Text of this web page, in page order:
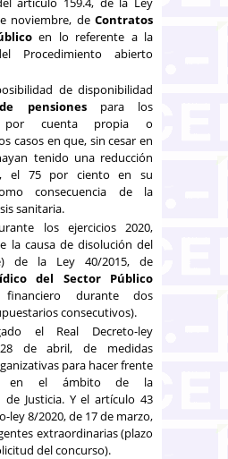
noviembre, de Contratos
en lo referente a la
Procedimiento abierto
de disponibilidad
pensionespara los
por cuenta propia o
casos en que, sin cesar en
tenido una reducción
el 75 por ciento en su
consecuencia de la
sanitaria.
los ejercicios 2020,
la causa de disolución del
de la Ley 40/2015, de
del Sector Público
financiero durante dos
consecutivos).
el Real Decreto-ley
de abril, de medidas
para hacer frente
en el ámbito de la
de Justicia. Y el artículo 43
ley 8/2020, de 17 de marzo,
extraordinarias (plazo
del concurso).